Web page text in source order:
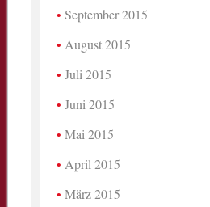
September 2015
August 2015
Juli 2015
Juni 2015
Mai 2015
April 2015
März 2015